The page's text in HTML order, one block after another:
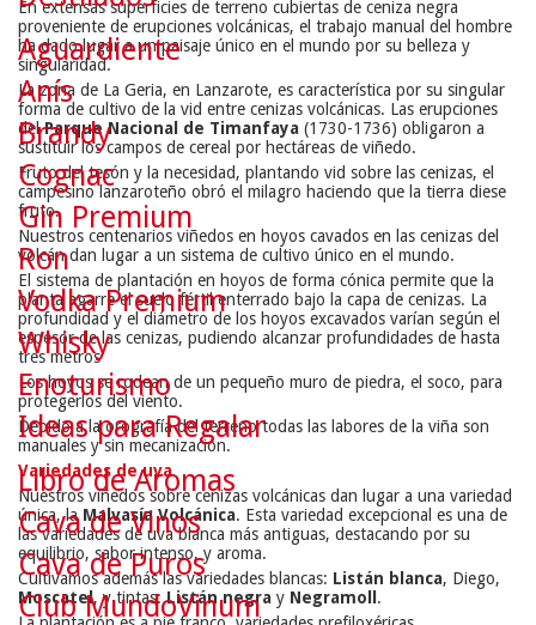
En extensas superficies de terreno cubiertas de ceniza negra
proveniente de erupciones volcánicas, el trabajo manual del hombre
ha dado lugar a un paisaje único en el mundo por su belleza y
singularidad.
La zona de La Geria, en Lanzarote, es característica por su singular
forma de cultivo de la vid entre cenizas volcánicas. Las erupciones
delParque Nacional de Timanfaya (1730-1736) obligaron a
sustituir los campos de cereal por hectáreas de viñedo.
Fruto del tesón y la necesidad, plantando vid sobre las cenizas, el
campesino lanzaroteño obró el milagro haciendo que la tierra diese
fruto.
Nuestros centenarios viñedos en hoyos cavados en las cenizas del
volcán dan lugar a un sistema de cultivo único en el mundo.
El sistema de plantación en hoyos de forma cónica permite que la
planta agarre el suelo fértil enterrado bajo la capa de cenizas. La
profundidad y el diámetro de los hoyos excavados varían según el
espesor de las cenizas, pudiendo alcanzar profundidades de hasta
tres metros
Los hoyos se rodean de un pequeño muro de piedra, el soco, para
protegerlos del viento.
Debido a la orografía del terreno todas las labores de la viña son
manuales y sin mecanización.
Variedades de uva
Nuestros viñedos sobre cenizas volcánicas dan lugar a una variedad
única, la Malvasía Volcánica. Esta variedad excepcional es una de
las variedades de uva blanca más antiguas, destacando por su
equilibrio, sabor intenso, y aroma.
Cultivamos además las variedades blancas: Listán blanca, Diego,
Moscatel, y tintas: Listán negra y Negramoll .
Aguardiente
Anís
Brandy
Cognac
Gin Premium
Ron
Vodka Premium
Whisky
Enoturismo
Ideas para Regalar
Libro de Aromas
Cava de Vinos
Cava de Puros
Club MundoVinum